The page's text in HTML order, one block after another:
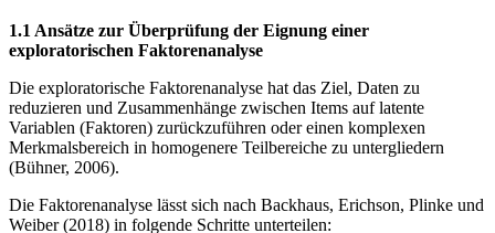
1.1 Ansätze zur Überprüfung der Eignung einer
exploratorischen Faktorenanalyse
Die exploratorische Faktorenanalyse hat das Ziel, Daten zu
reduzieren und Zusammenhänge zwischen Items auf latente
Variablen (Faktoren) zurückzuführen oder einen komplexen
Merkmalsbereich in homogenere Teilbereiche zu untergliedern
(Bühner, 2006).
Die Faktorenanalyse lässt sich nach Backhaus, Erichson, Plinke und
Weiber (2018) in folgende Schritte unterteilen: